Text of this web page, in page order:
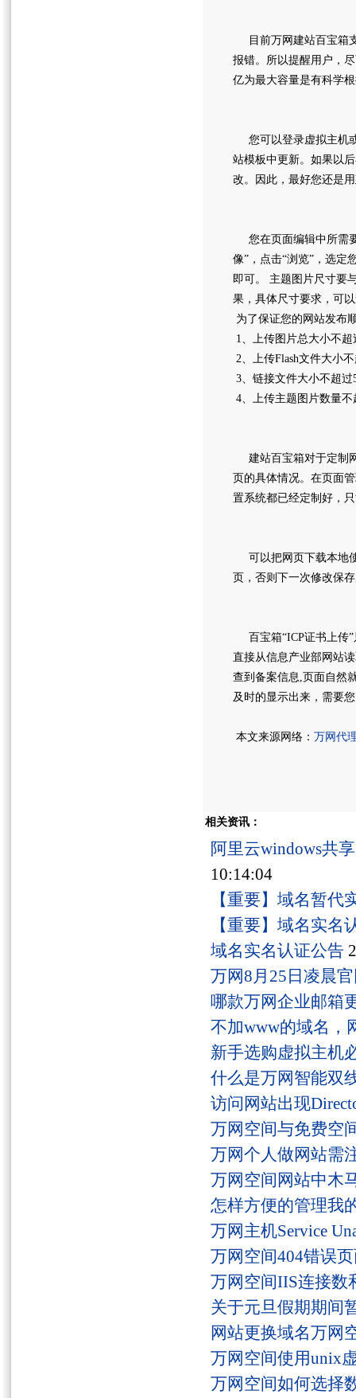
目前万网建站百宝箱
报错。所以提醒用户，
亿为最大容量是有科学
您可以登录虚拟主机
站模板中更新。如果以
改。因此，最好您还是
您在页面编辑中所需
像”，点击“浏览”，选定
即可。 主题图片尺寸要
果，具体尺寸要求，可
为了保证您的网站发布
1、上传图片总大小不超
2、上传Flash文件大小
3、链接文件大小不超过
4、上传主题图片数量不
建站百宝箱对于定制
页的具体情况。在页面
置系统都已经定制好，
可以把网页下载本地
页，否则下一次修改保
百宝箱“ICP证书上传”
直接从信息产业部网站
查到备案信息,页面自然
及时的显示出来，需要
本文来源网络： 万网代
相关资讯：
阿里云windows共
10:14:04
【重要】域名暂代
【重要】域名实名
域名实名认证公告
万网8月25日凌晨
哪款万网企业邮箱
不加www的域名，
新手选购虚拟主机
什么是万网智能双
访问网站出现
万网空间与免费空
万网个人做网站需
万网空间网站中木
怎样方便的管理我
万网主机Service
万网空间404错误
万网空间IIS连接数
关于元旦假期期间
网站更换域名万网
万网空间使用unix
万网空间如何选择